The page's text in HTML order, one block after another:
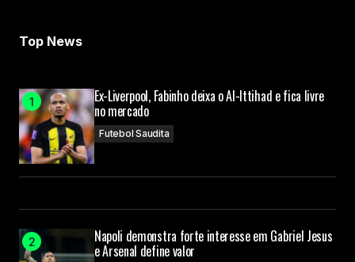
Top News
Ex-Liverpool, Fabinho deixa o Al-Ittihad e fica livre
no mercado
Futebol Saudita
Napoli demonstra forte interesse em Gabriel Jesus
e Arsenal define valor